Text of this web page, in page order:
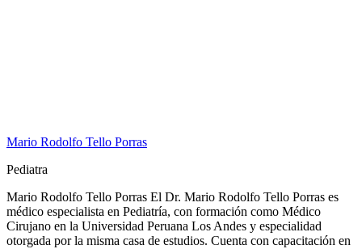
Mario Rodolfo Tello Porras
Pediatra
Mario Rodolfo Tello Porras El Dr. Mario Rodolfo Tello Porras es
médico especialista en Pediatría, con formación como Médico
Cirujano en la Universidad Peruana Los Andes y especialidad
otorgada por la misma casa de estudios. Cuenta con capacitación en